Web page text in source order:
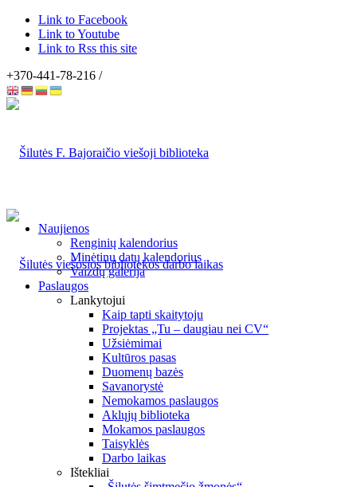
Link to Facebook
Link to Youtube
Link to Rss this site
+370-441-78-216 /
Naujienos
Renginių kalendorius
Minėtinų datų kalendorius
Vaizdų galerija
Paslaugos
Lankytojui
Kaip tapti skaitytoju
Projektas „Tu – daugiau nei CV“
Užsiėmimai
Kultūros pasas
Duomenų bazės
Savanorystė
Nemokamos paslaugos
Aklųjų biblioteka
Mokamos paslaugos
Taisyklės
Darbo laikas
Ištekliai